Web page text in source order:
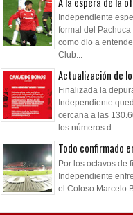
Independiente
formal del
como dio a
Club...
Actualización de
Finalizada la
Independiente
cercana a las
los números d...
Todo confirmado
Por los octavos de
Independiente
el Coloso Marcelo